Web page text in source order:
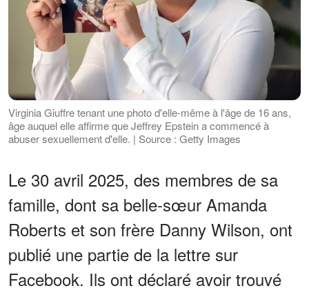
Virginia Giuffre tenant une photo d'elle-même à l'âge de 16 ans,
âge auquel elle affirme que Jeffrey Epstein a commencé à
abuser sexuellement d'elle. | Source : Getty Images
Le 30 avril 2025, des membres de sa
famille, dont sa belle-sœur Amanda
Roberts et son frère Danny Wilson, ont
publié une partie de la lettre sur
Facebook. Ils ont déclaré avoir trouvé